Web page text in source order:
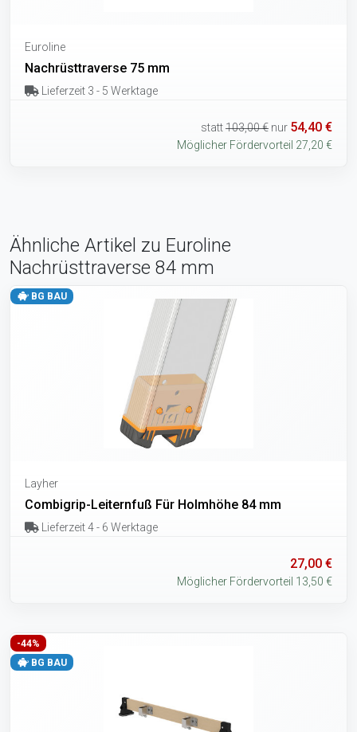
Euroline
Nachrüsttraverse 75 mm
Lieferzeit 3 - 5 Werktage
statt103,00 € nur 54,40 €
Möglicher Fördervorteil 27,20 €
Ähnliche Artikel zu Euroline
Nachrüsttraverse 84 mm
BG BAU
Layher
Combigrip-Leiternfuß Für Holmhöhe 84 mm
Lieferzeit 4 - 6 Werktage
27,00 €
Möglicher Fördervorteil 13,50 €
-44%
BG BAU